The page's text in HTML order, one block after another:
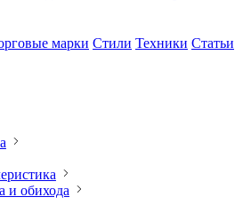
марки Стили Техники Статьи
и обихода